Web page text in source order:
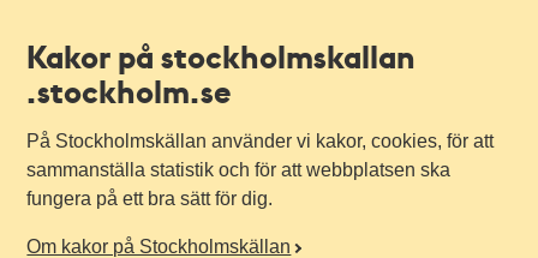
Kakor på stockholmskallan
.stockholm.se
På Stockholmskällan använder vi kakor, cookies, för att
sammanställa statistik och för att webbplatsen ska
fungera på ett bra sätt för dig.
Om kakor på Stockholmskällan